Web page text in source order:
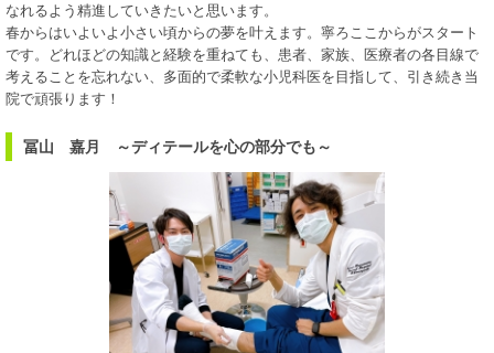
なれるよう精進していきたいと思います。
春からはいよいよ小さい頃からの夢を叶えます。寧ろここからがスタート
です。どれほどの知識と経験を重ねても、患者、家族、医療者の各目線で
考えることを忘れない、多面的で柔軟な小児科医を目指して、引き続き当
院で頑張ります！
冨山 嘉月 ～ディテールを心の部分でも～